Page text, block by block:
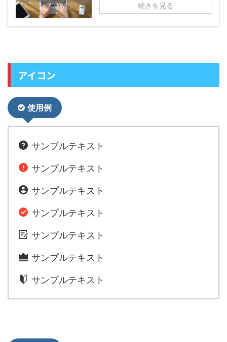
続きを見る
アイコン
使用例
サンプルテキスト
サンプルテキスト
サンプルテキスト
サンプルテキスト
サンプルテキスト
サンプルテキスト
サンプルテキスト